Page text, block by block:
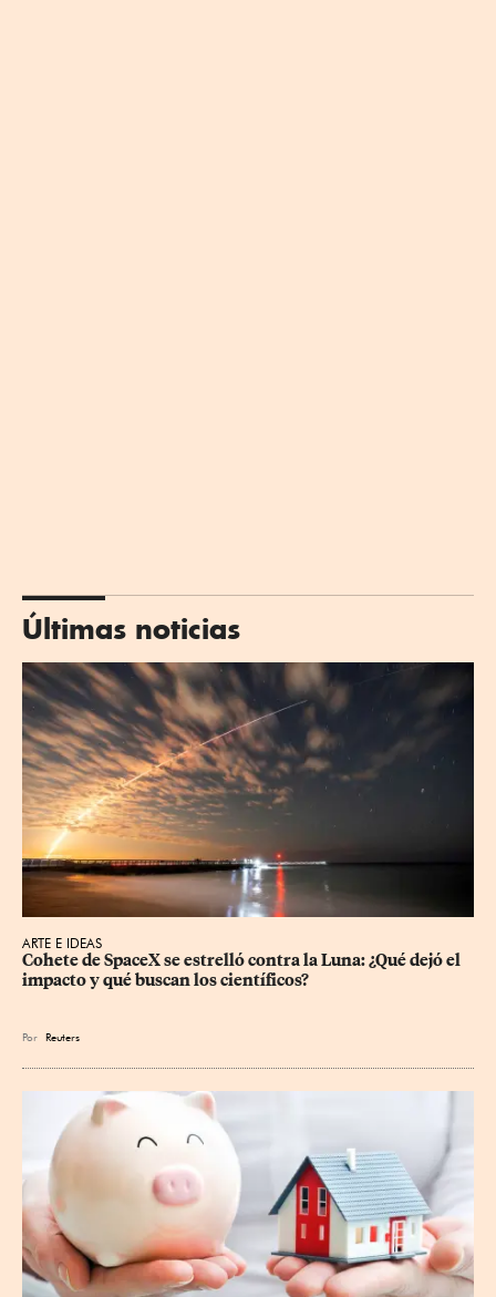
Últimas noticias
ARTE E IDEAS
Cohete de SpaceX se estrelló contra la Luna: ¿Qué dejó el
impacto y qué buscan los científicos?
Por Reuters